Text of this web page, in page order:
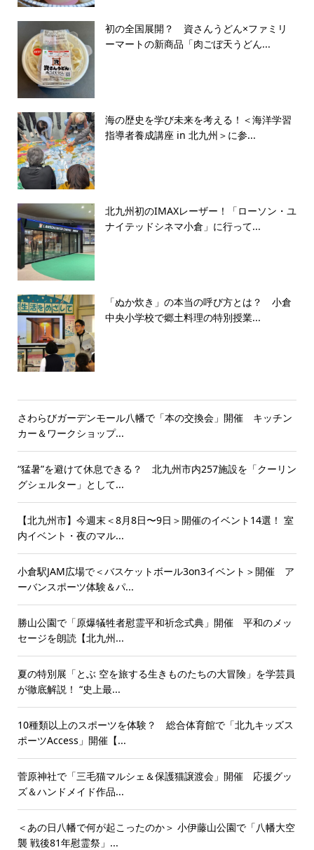
初の全国展開？ 資さんうどん×ファミリ
ーマートの新商品「肉ごぼ天うどん...
海の歴史を学び未来を考える！＜海洋学習
指導者養成講座 in 北九州＞に参...
北九州初のIMAXレーザー！「ローソン・ユ
ナイテッドシネマ小倉」に行って...
「ぬか炊き」の本当の呼び方とは？ 小倉
中央小学校で郷土料理の特別授業...
さわらびガーデンモール八幡で「本の交換会」開催 キッチン
カー＆ワークショップ...
“猛暑”を避けて休息できる？ 北九州市内257施設を「クーリン
グシェルター」として...
【北九州市】今週末＜8月8日〜9日＞開催のイベント14選！ 室
内イベント・夜のマル...
小倉駅JAM広場で＜バスケットボール3on3イベント＞開催 ア
ーバンスポーツ体験＆パ...
勝山公園で「原爆犠牲者慰霊平和祈念式典」開催 平和のメッ
セージを朗読【北九州...
夏の特別展「とぶ 空を旅する生きものたちの大冒険」を学芸員
が徹底解説！ “史上最...
10種類以上のスポーツを体験？ 総合体育館で「北九キッズス
ポーツAccess」開催【...
菅原神社で「三毛猫マルシェ＆保護猫譲渡会」開催 応援グッ
ズ＆ハンドメイド作品...
＜あの日八幡で何が起こったのか＞ 小伊藤山公園で「八幡大空
襲 戦後81年慰霊祭」...